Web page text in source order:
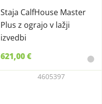
Staja CalfHouse Master
Plus z ograjo v lažji
izvedbi
621,00 €
4605397